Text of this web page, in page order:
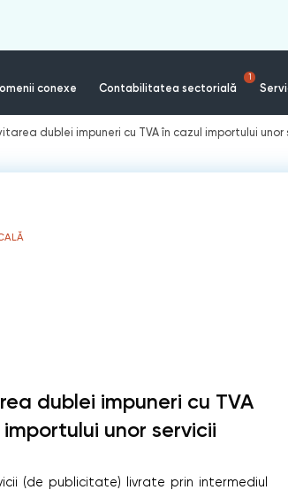
conexe Contabilitatea sectorială
1
dublei impuneri cu TVA în cazul importului unor
dublei impuneri cu TVA
unor servicii
(de publicitate) livrate prin intermediul